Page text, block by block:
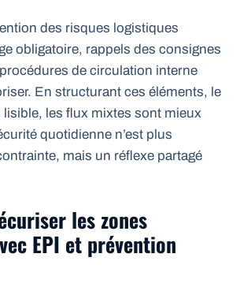
des risques logistiques
obligatoire, rappels des consignes
de circulation interne
En structurant ces éléments, le
les flux mixtes sont mieux
quotidienne n’est plus
mais un réflexe partagé
les zones
EPI et prévention